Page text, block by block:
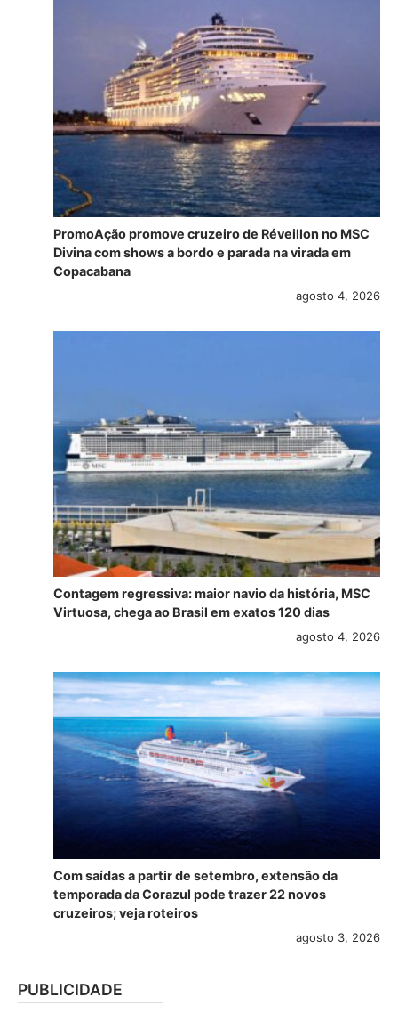
PromoAção promove cruzeiro de Réveillon no MSC
Divina com shows a bordo e parada na virada em
Copacabana
agosto 4, 2026
Contagem regressiva: maior navio da história, MSC
Virtuosa, chega ao Brasil em exatos 120 dias
agosto 4, 2026
Com saídas a partir de setembro, extensão da
temporada da Corazul pode trazer 22 novos
cruzeiros; veja roteiros
agosto 3, 2026
PUBLICIDADE